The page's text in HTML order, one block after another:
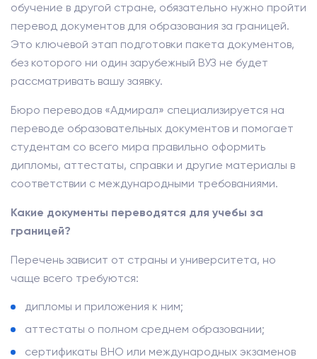
обучение в другой стране, обязательно нужно пройти
перевод документов для образования за границей.
Это ключевой этап подготовки пакета документов,
без которого ни один зарубежный ВУЗ не будет
рассматривать вашу заявку.
Бюро переводов «Адмирал» специализируется на
переводе образовательных документов и помогает
студентам со всего мира правильно оформить
дипломы, аттестаты, справки и другие материалы в
соответствии с международными требованиями.
Какие документы переводятся для учебы за
границей?
Перечень зависит от страны и университета, но
чаще всего требуются:
дипломы и приложения к ним;
аттестаты о полном среднем образовании;
сертификаты ВНО или международных экзаменов